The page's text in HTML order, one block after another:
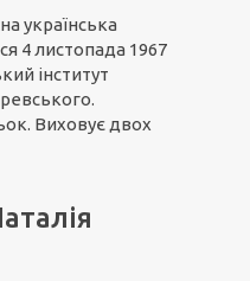
українська
4 листопада 1967
інститут
Виховує двох